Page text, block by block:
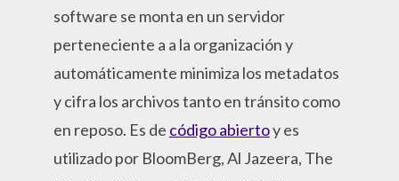
software se monta en un servidor
perteneciente a a la organización y
automáticamente minimiza los metadatos
y cifra los archivos tanto en tránsito como
en reposo. Es de código abiertoy es
utilizado por BloomBerg, Al Jazeera, The